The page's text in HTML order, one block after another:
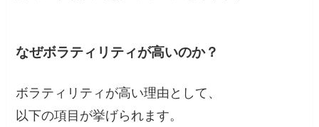
なぜボラティリティが高いのか？
ボラティリティが高い理由として、
以下の項目が挙げられます。